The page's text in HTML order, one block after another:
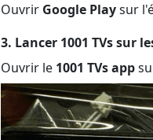
Ouvrir Google Playsur
3. Lancer 1001 TVs sur
Ouvrir le 1001 TVs app